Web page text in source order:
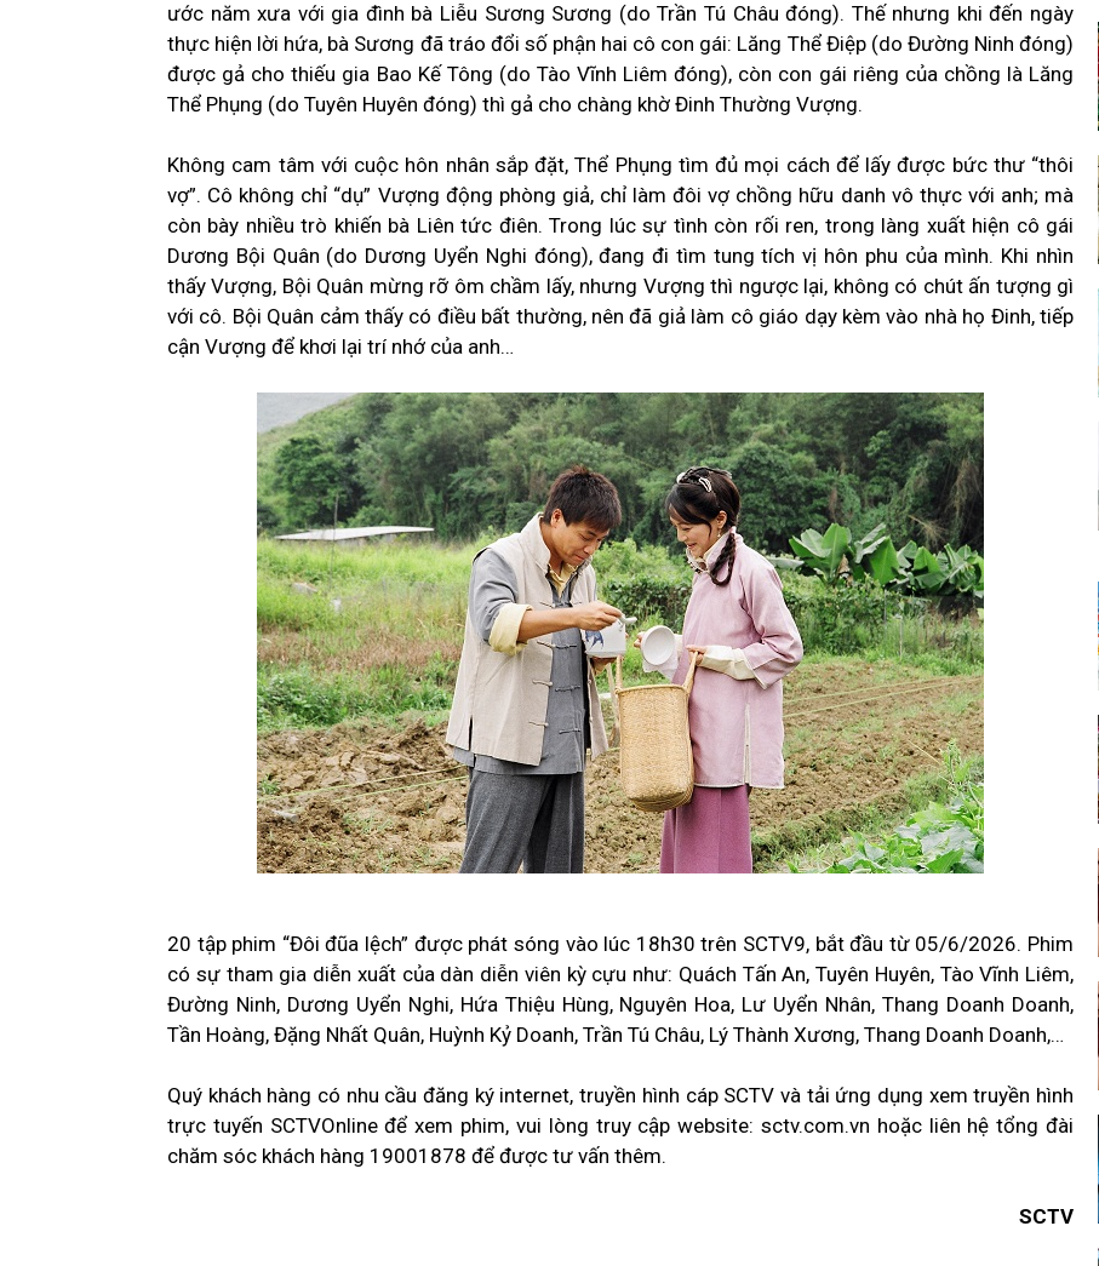
ước năm xưa với gia đình bà Liễu Sương Sương (do Trần Tú Châu đóng). Thế nhưng khi đến ngày
thực hiện lời hứa, bà Sương đã tráo đổi số phận hai cô con gái: Lăng Thể Điệp (do Đường Ninh đóng)
được gả cho thiếu gia Bao Kế Tông (do Tào Vĩnh Liêm đóng), còn con gái riêng của chồng là Lăng
Thể Phụng (do Tuyên Huyên đóng) thì gả cho chàng khờ Đinh Thường Vượng.
Không cam tâm với cuộc hôn nhân sắp đặt, Thể Phụng tìm đủ mọi cách để lấy được bức thư “thôi
vợ”. Cô không chỉ “dụ” Vượng động phòng giả, chỉ làm đôi vợ chồng hữu danh vô thực với anh; mà
còn bày nhiều trò khiến bà Liên tức điên. Trong lúc sự tình còn rối ren, trong làng xuất hiện cô gái
Dương Bội Quân (do Dương Uyển Nghi đóng), đang đi tìm tung tích vị hôn phu của mình. Khi nhìn
thấy Vượng, Bội Quân mừng rỡ ôm chầm lấy, nhưng Vượng thì ngược lại, không có chút ấn tượng gì
với cô. Bội Quân cảm thấy có điều bất thường, nên đã giả làm cô giáo dạy kèm vào nhà họ Đinh, tiếp
cận Vượng để khơi lại trí nhớ của anh…
20 tập phim “Đôi đũa lệch” được phát sóng vào lúc 18h30 trên SCTV9, bắt đầu từ 05/6/2026. Phim
có sự tham gia diễn xuất của dàn diễn viên kỳ cựu như: Quách Tấn An, Tuyên Huyên, Tào Vĩnh Liêm,
Đường Ninh, Dương Uyển Nghi, Hứa Thiệu Hùng, Nguyên Hoa, Lư Uyển Nhân, Thang Doanh Doanh,
Tần Hoàng, Đặng Nhất Quân, Huỳnh Kỷ Doanh, Trần Tú Châu, Lý Thành Xương, Thang Doanh Doanh,…
Quý khách hàng có nhu cầu đăng ký internet, truyền hình cáp SCTV và tải ứng dụng xem truyền hình
trực tuyến SCTVOnline để xem phim, vui lòng truy cập website: sctv.com.vn hoặc liên hệ tổng đài
chăm sóc khách hàng 19001878 để được tư vấn thêm.
SCTV